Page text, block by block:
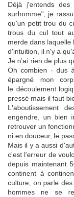
Déjà j'entends
surhomme", je
qu'un petit trou du
trous du cul tout
merde dans laquelle
d'intuition, il n'y a
Je n'ai rien de plus
Oh combien - dus
épargné mon
le découlement
pressé mais il faut
L'aboutissement
engendre, un bien
retrouver un
ni en douceur, le
Mais il y a aussi
c'est l'erreur de
depuis maintenant
continent à
culture, on parle
hommes ne se